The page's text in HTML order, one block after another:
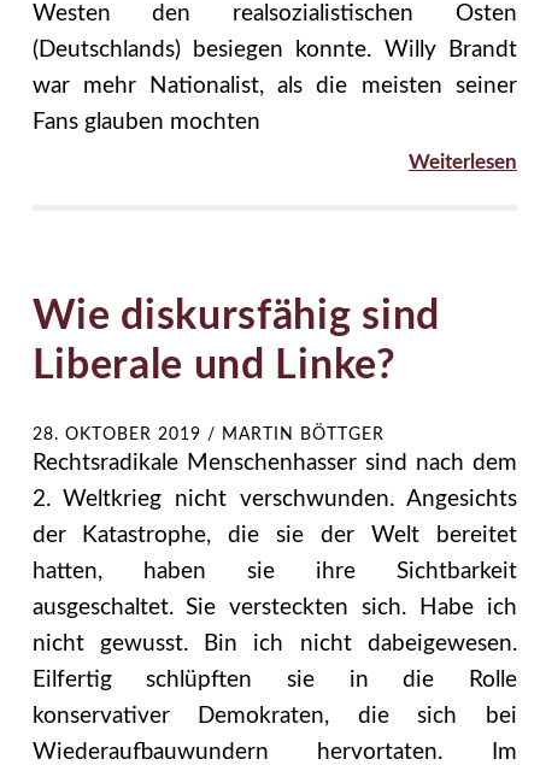
Westen den realsozialistischen Osten
(Deutschlands) besiegen konnte. Willy Brandt
war mehr Nationalist, als die meisten seiner
Fans glauben mochten
Weiterlesen
Wie diskursfähig sind
Liberale und Linke?
28. OKTOBER 2019 / MARTIN BÖTTGER
Rechtsradikale Menschenhasser sind nach dem
2. Weltkrieg nicht verschwunden. Angesichts
der Katastrophe, die sie der Welt bereitet
hatten, haben sie ihre Sichtbarkeit
ausgeschaltet. Sie versteckten sich. Habe ich
nicht gewusst. Bin ich nicht dabeigewesen.
Eilfertig schlüpften sie in die Rolle
konservativer Demokraten, die sich bei
Wiederaufbauwundern hervortaten. Im